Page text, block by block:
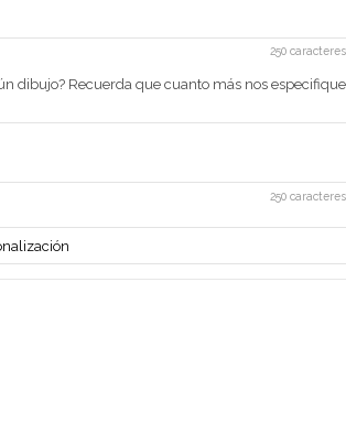
250
dibujo? Recuerda que cuanto más nos
250